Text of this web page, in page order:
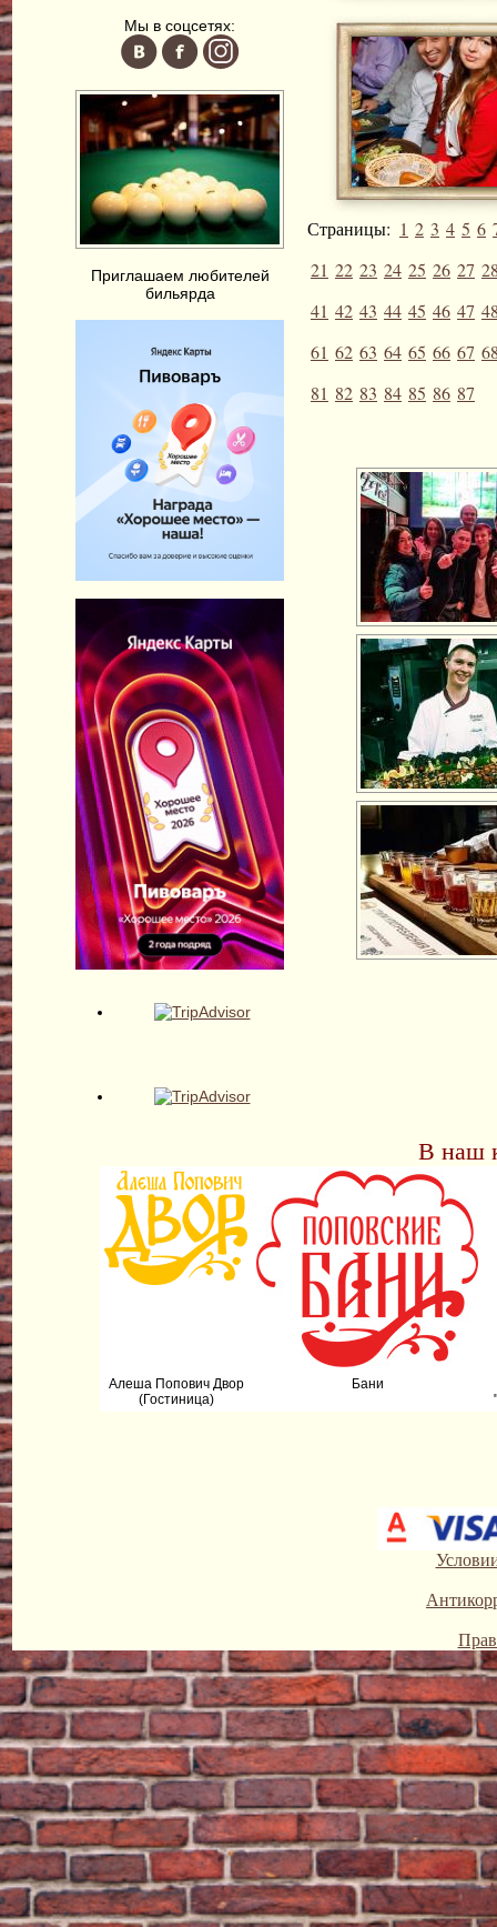
Мы в соцсетях:
Приглашаем любителей
бильярда
Страницы: 1 2 3 4 5 6
21 22 23 24 25 26 27
41 42 43 44 45 46 47
61 62 63 64 65 66 67
81 82 83 84 85 86 87
В наш
Алеша Попович Двор
(Гостиница)
Бани